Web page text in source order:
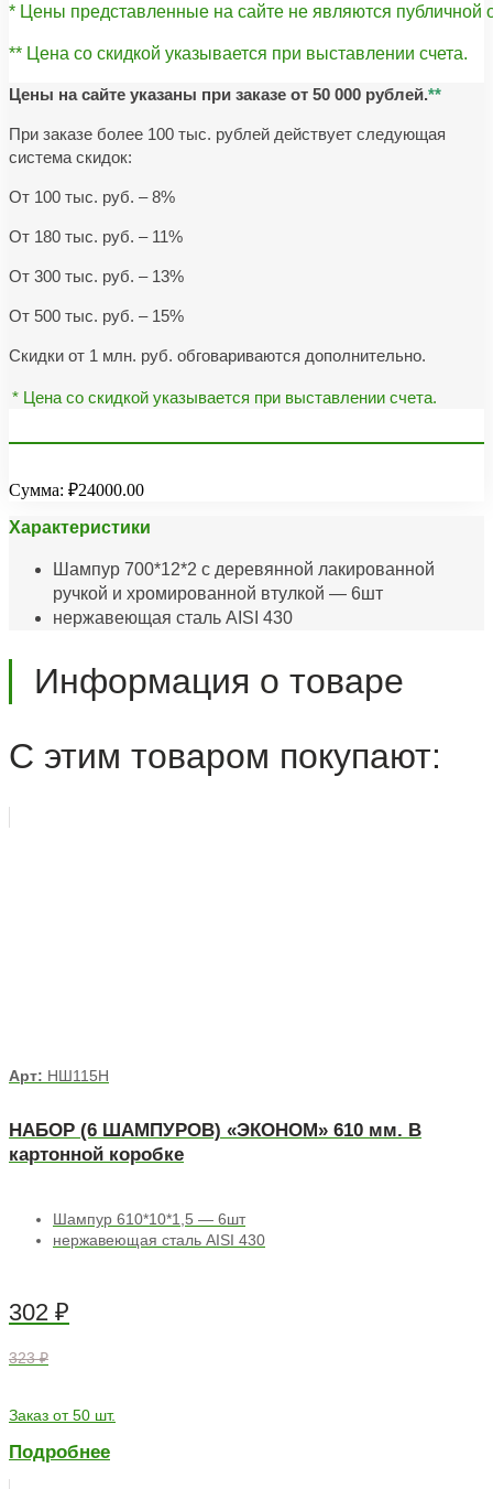
* Цены представленные на сайте не являются публичной
** Цена со скидкой указывается при выставлении счета.
Цены на сайте указаны при заказе от 50 000 рублей.**
При заказе более 100 тыс. рублей действует следующая
система скидок:
От 100 тыс. руб. – 8%
От 180 тыс. руб. – 11%
От 300 тыс. руб. – 13%
От 500 тыс. руб. – 15%
Скидки от 1 млн. руб. обговариваются дополнительно.
* Цена со скидкой указывается при выставлении счета.
Сумма: ₽24000.00
Характеристики
Шампур 700*12*2 с деревянной лакированной
ручкой и хромированной втулкой — 6шт
нержавеющая сталь AISI 430
Информация о товаре
С этим товаром покупают:
Арт: НШ115Н
НАБОР (6 ШАМПУРОВ) «ЭКОНОМ» 610 мм. В
картонной коробке
Шампур 610*10*1,5 — 6шт
нержавеющая сталь AISI 430
302 ₽
323 ₽
Заказ от 50 шт.
Подробнее